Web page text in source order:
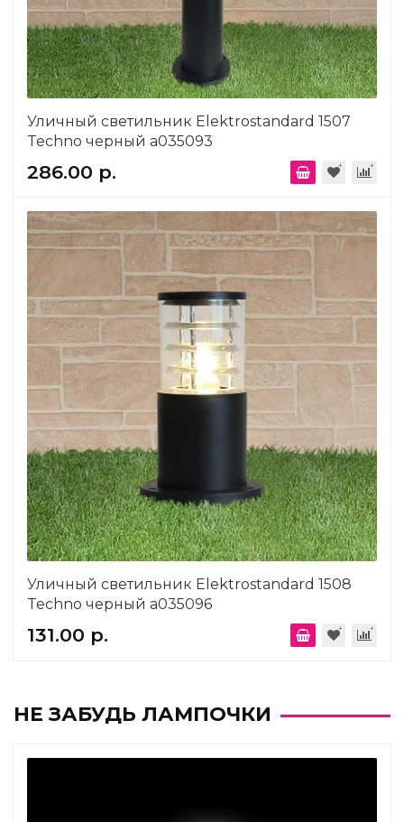
Уличный светильник Elektrostandard 1507
Techno черный a035093
286.00 р.
Уличный светильник Elektrostandard 1508
Techno черный a035096
131.00 р.
НЕ ЗАБУДЬ ЛАМПОЧКИ